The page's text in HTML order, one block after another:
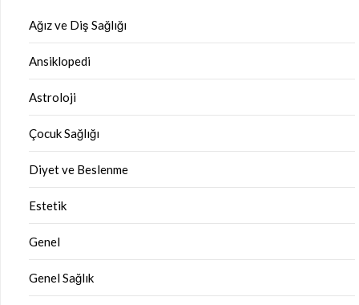
Ağız ve Diş Sağlığı
Ansiklopedi
Astroloji
Çocuk Sağlığı
Diyet ve Beslenme
Estetik
Genel
Genel Sağlık